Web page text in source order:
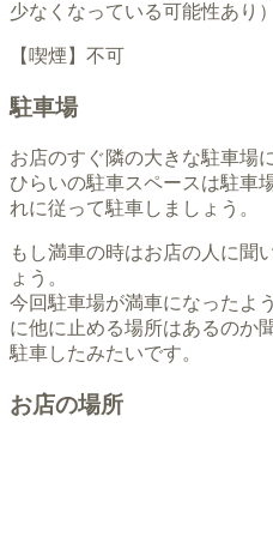
少なくなっている可能性あり）
【喫煙】不可
駐車場
お店のすぐ隣の大きな駐車場
ひらいの駐車スペースは駐車
れに従って駐車しましょう。
もし満車の時はお店の人に聞
ょう。
今回駐車場が満車になったよ
に他に止める場所はあるのか
駐車したみたいです。
お店の場所